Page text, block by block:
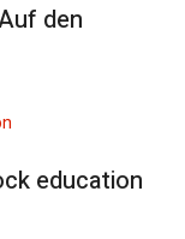
den
education